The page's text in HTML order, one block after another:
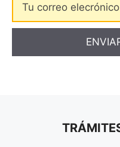
correo
elecrónico